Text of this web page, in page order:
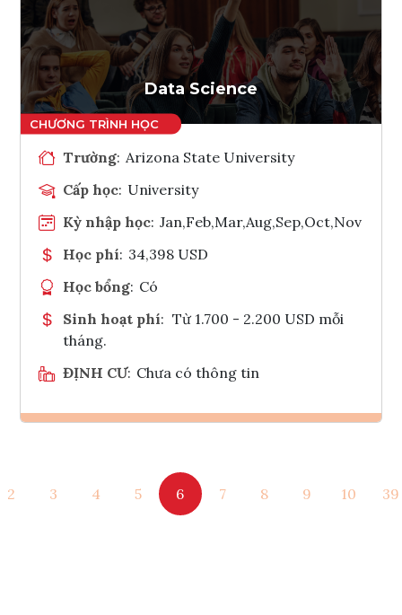
Ghi danh
Tham vấn Interlink
Data Science
Trường: Arizona State University
Cấp học: University
Kỳ nhập học: Jan,Feb,Mar,Aug,Sep,Oct,Nov
Học phí: 34,398 USD
Học bổng: Có
Sinh hoạt phí: Từ 1.700 - 2.200 USD mỗi
tháng.
ĐỊNH CƯ: Chưa có thông tin
Tham vấn Interlink
2 3 4 5 6 7 8 9 10 39